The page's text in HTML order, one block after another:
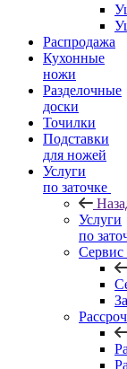
Распродажа
Кухонные
ножи
Разделочные
доски
Точилки
Подставки
для ножей
Услуги
по заточке
Услуги
по
Сервис